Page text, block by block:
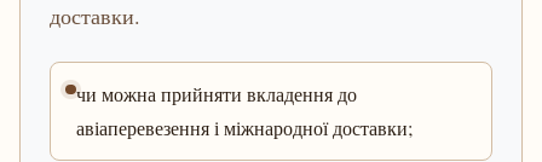
доставки.
чи можна прийняти вкладення до
авіаперевезення і міжнародної доставки;